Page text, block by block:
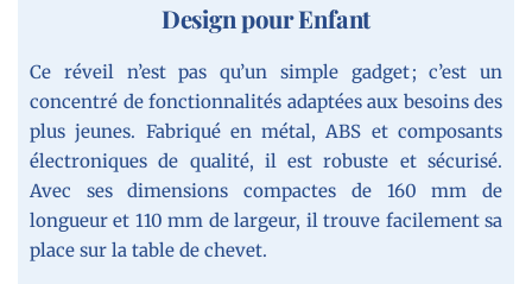
Design pour Enfant
Ce réveil n’est pas qu’un simple gadget ; c’est un
concentré de fonctionnalités adaptées aux besoins des
plus jeunes. Fabriqué en métal, ABS et composants
électroniques de qualité, il est robuste et sécurisé.
Avec ses dimensions compactes de 160 mm de
longueur et 110 mm de largeur, il trouve facilement sa
place sur la table de chevet.